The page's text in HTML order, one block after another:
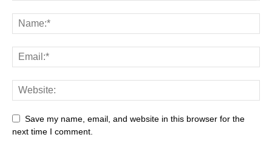
Save my name, email, and website in this browser for the
next time I comment.